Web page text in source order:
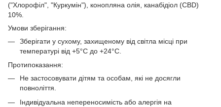
("Хлорофіл", "Куркумін"), конопляна олія, канабідіол (CBD)
10%.
Умови зберігання:
Зберігати у сухому, захищеному від світла місці при
температурі від +5°C до +24°C.
Протипоказання:
Не застосовувати дітям та особам, які не досягли
повноліття.
Індивідуальна непереносимість або алергія на